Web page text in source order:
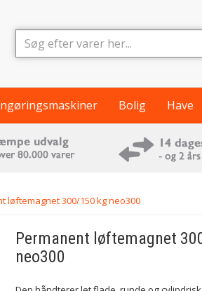
Bolig Have
løftemagnet 300/150 kg neo300
Permanent løftemagnet
neo300